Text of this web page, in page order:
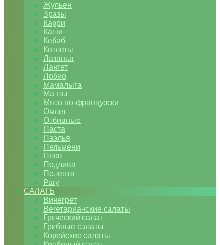
Жульен
Зразы
Карри
Каши
Кебаб
Котлеты
Лазанья
Лангет
Лобио
Мамалыга
Манты
Мясо по-французски
Омлет
Отбивные
Паста
Паэлья
Пельмени
Плов
Подлива
Полента
Рагу
САЛАТЫ
Винегрет
Вегетарианские салаты
Греческий салат
Грибные салаты
Корейские салаты